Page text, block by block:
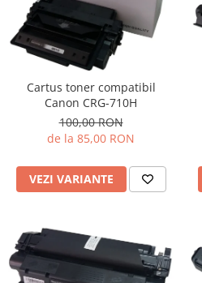
Cartus toner compatibil
Canon CRG-710H
100,00 RON
de la 85,00 RON
VEZI VARIANTE